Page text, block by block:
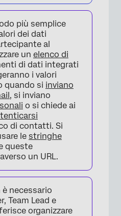
più semplice
dei dati
al
un elenco di
di dati integrati
i valori
quando si inviano
, si inviano
o si chiede ai
di contatti. Si
le stringhe
queste
un URL.
è necessario
Team Lead e
organizzare